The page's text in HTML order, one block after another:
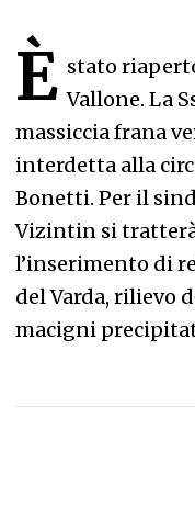
È stato
Vallone. La
massiccia frana
interdetta alla
Bonetti. Per il
Vizintin si
l’inserimento di
del Varda, rilievo
macigni